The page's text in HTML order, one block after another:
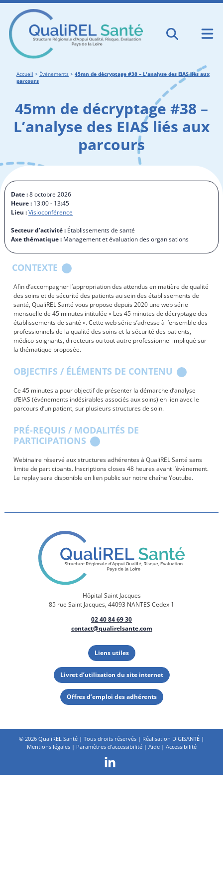
Accueil > Évènements > 45mn de décryptage #38 – L’analyse des EIAS liés aux
parcours
45mn de décryptage #38 –
L’analyse des EIAS liés aux
parcours
Date :8 octobre 2026
Heure : 13:00 - 13:45
Lieu :Visioconférence
Secteur d’activité : Établissements de santé
Axe thématique : Management et évaluation des organisations
CONTEXTE
Afin d’accompagner l’appropriation des attendus en matière de qualité
des soins et de sécurité des patients au sein des établissements de
santé, QualiREL Santé vous propose depuis 2020 une web série
mensuelle de 45 minutes intitulée « Les 45 minutes de décryptage des
établissements de santé ». Cette web série s’adresse à l’ensemble des
professionnels de la qualité des soins et la sécurité des patients,
médico-soignants, directeurs ou tout autre professionnel impliqué sur
la thématique proposée.
OBJECTIFS / ÉLÉMENTS DE CONTENU
Ce 45 minutes a pour objectif de présenter la démarche d’analyse
d’EIAS (événements indésirables associés aux soins) en lien avec le
parcours d’un patient, sur plusieurs structures de soin.
PRÉ-REQUIS / MODALITÉS DE
PARTICIPATIONS
Webinaire réservé aux structures adhérentes à QualiREL Santé sans
limite de participants. Inscriptions closes 48 heures avant l’évènement.
Le replay sera disponible en lien public sur notre chaîne Youtube.
Hôpital Saint Jacques
85 rue Saint Jacques, 44093 NANTES Cedex 1
02 40 84 69 30
contact@qualirelsante.com
Liens utiles
Livret d’utilisation du site internet
Offres d’emploi des adhérents
© 2026 QualiREL Santé | Tous droits réservés | Réalisation DIGISANTÉ |
Mentions légales| Paramètres d'accessibilité| Aide| Accessibilité